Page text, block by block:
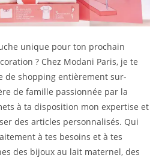
unique pour ton prochain
? Chez Modani Paris, je te
de shopping entièrement sur-
de famille passionnée par la
à ta disposition mon expertise et
des articles personnalisés. Qui
à tes besoins et à tes
des bijoux au lait maternel, des